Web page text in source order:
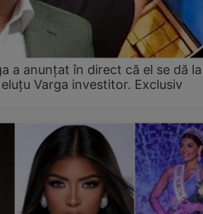
a anunțat în direct că el se dă
Varga investitor. Exclusiv